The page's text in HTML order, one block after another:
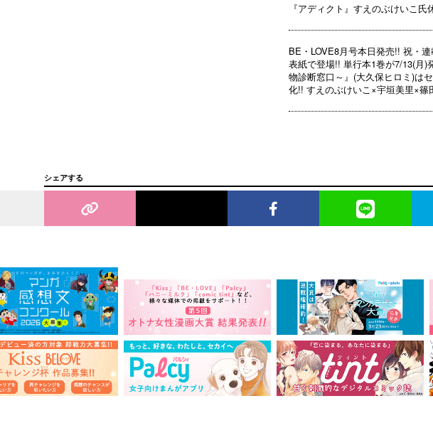
『アディクト』すえのぶけいこ氏
BE・LOVE8月号本日発売!! 祝・
表紙で登場!! 単行本1巻が7/13(月
物診断窓口～』(大久保ヒロミ)は
化!! すえのぶけいこ×宇垣美里×
シェアする